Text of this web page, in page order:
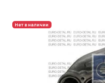
Нет в наличии